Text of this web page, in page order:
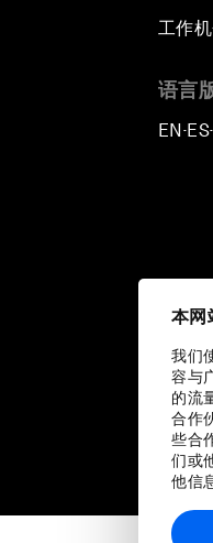
本网
我们
容与
的流
合作
些合
们或
他信
工作
语言
EN ▪ES▪